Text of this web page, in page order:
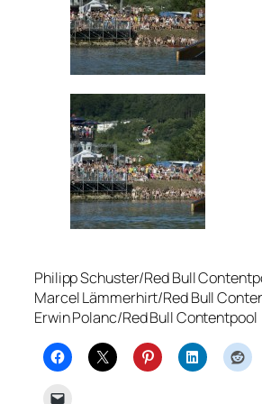
Philipp Schuster/Red Bull
Marcel Lämmerhirt/Red Bull
Erwin Polanc/Red Bull Contentpool